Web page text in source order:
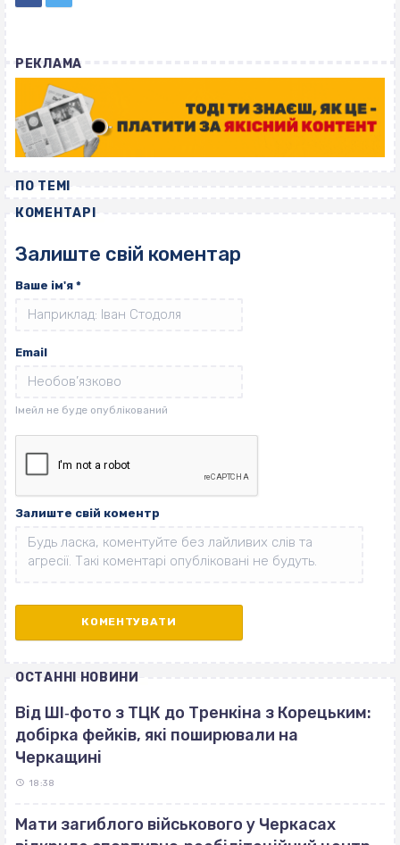
РЕКЛАМА
ПО ТЕМІ
КОМЕНТАРІ
Залиште свій коментар
Ваше ім'я *
Email
Залиште свій коментр
ОСТАННІ НОВИНИ
Від ШІ‐фото з ТЦК до Тренкіна з Корецьким:
добірка фейків, які поширювали на
Черкащині
18:38
Мати загиблого військового у Черкасах